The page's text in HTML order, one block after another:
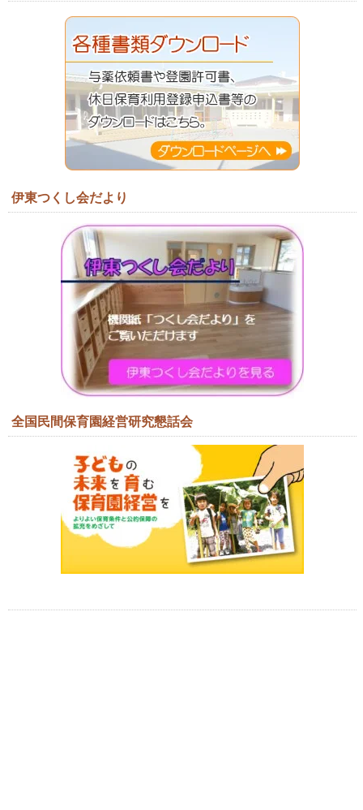
伊東つくし会だより
全国民間保育園経営研究懇話会